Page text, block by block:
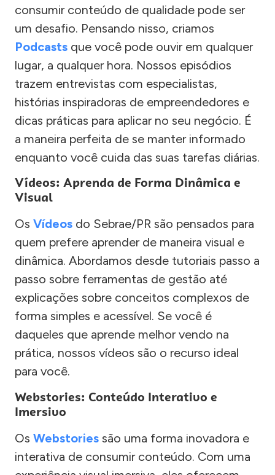
consumir conteúdo de qualidade pode ser
um desafio. Pensando nisso, criamos
Podcasts que você pode ouvir em qualquer
lugar, a qualquer hora. Nossos episódios
trazem entrevistas com especialistas,
histórias inspiradoras de empreendedores e
dicas práticas para aplicar no seu negócio. É
a maneira perfeita de se manter informado
enquanto você cuida das suas tarefas diárias.
Vídeos: Aprenda de Forma Dinâmica e
Visual
Os Vídeos do Sebrae/PR são pensados para
quem prefere aprender de maneira visual e
dinâmica. Abordamos desde tutoriais passo a
passo sobre ferramentas de gestão até
explicações sobre conceitos complexos de
forma simples e acessível. Se você é
daqueles que aprende melhor vendo na
prática, nossos vídeos são o recurso ideal
para você.
Webstories: Conteúdo Interativo e
Imersivo
Os Webstories são uma forma inovadora e
interativa de consumir conteúdo. Com uma